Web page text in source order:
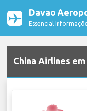
Davao
Essencial
China Airlines